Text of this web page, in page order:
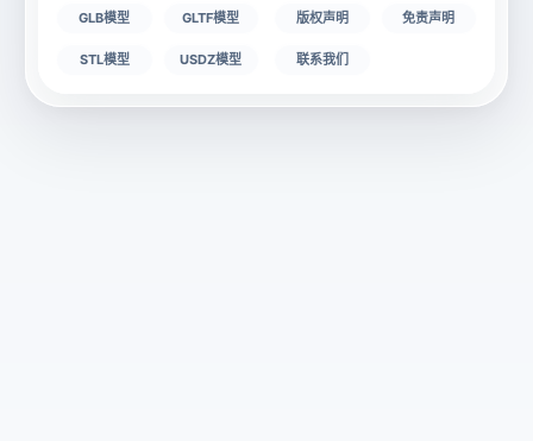
GLB模型 GLTF模型
STL模型 USDZ模型
版权声明 免责声明
联系我们